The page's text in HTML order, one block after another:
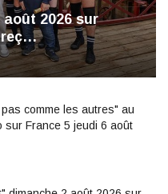
2026 sur
reç…
comme les autres" au
sur France 5 jeudi 6 août